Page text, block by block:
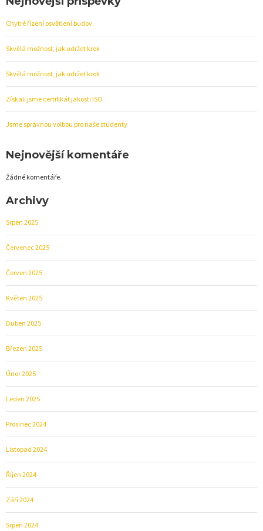
Chytré řízení osvětlení budov
Skvělá možnost, jak udržet krok
Skvělá možnost, jak udržet krok
Získali jsme certifikát jakosti ISO
Jsme správnou volbou pro naše studenty
Nejnovější komentáře
Žádné komentáře.
Archivy
Srpen 2025
Červenec 2025
Červen 2025
Květen 2025
Duben 2025
Březen 2025
Únor 2025
Leden 2025
Prosinec 2024
Listopad 2024
Říjen 2024
Září 2024
Srpen 2024